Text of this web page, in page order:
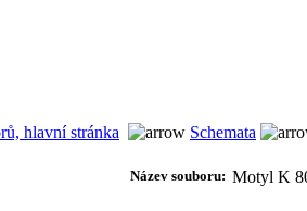
hlavní stránka Schemata
Název souboru: Motyl K